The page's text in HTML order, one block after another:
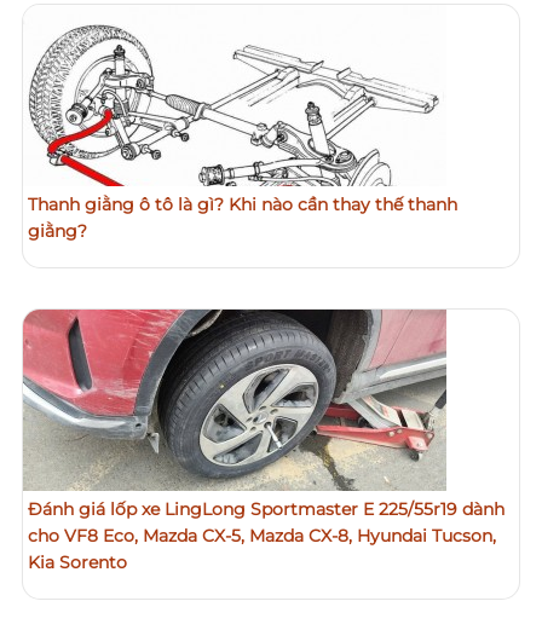
Thanh giằng ô tô là gì? Khi nào cần thay thế thanh
giằng?
Đánh giá lốp xe LingLong Sportmaster E 225/55r19 dành
cho VF8 Eco, Mazda CX-5, Mazda CX-8, Hyundai Tucson,
Kia Sorento